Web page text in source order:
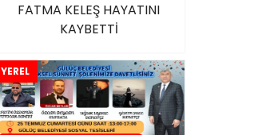
FATMA KELEŞ HAYATINI
KAYBETTİ
YEREL